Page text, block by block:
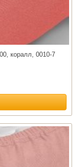
коралл, 0010-7